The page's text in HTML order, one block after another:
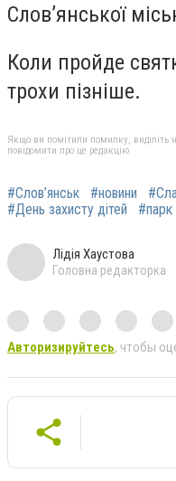
Слов’янської
Коли пройде
трохи пізніше.
Якщо ви помітили помилку, виділіть
повідомити про це редакцію
#Слов’янськ #новини
#День захисту дітей
Лідія Хаустова
Головна редакторка
Авторизируйтесь, чтобы